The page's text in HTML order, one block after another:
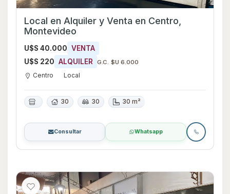
Local en Alquiler y Venta en Centro,
Montevideo
U$S 40.000 VENTA
U$S 220 ALQUILER G.C. $U 6.000
Centro Local
30 30 30 m²
Consultar Whatsapp